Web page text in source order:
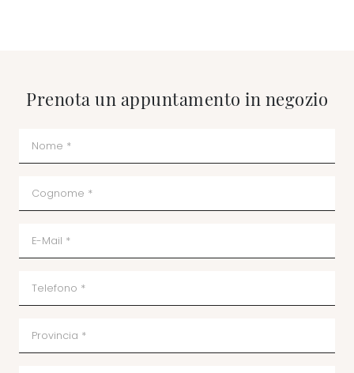
Prenota un appuntamento in negozio